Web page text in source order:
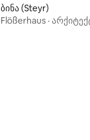
ბინა (Steyr)
Flößerhaus ·